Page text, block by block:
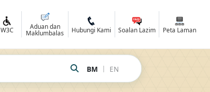
W3C
Aduan dan
Maklumbalas
Hubungi Kami Soalan Lazim Peta Laman
BM | EN